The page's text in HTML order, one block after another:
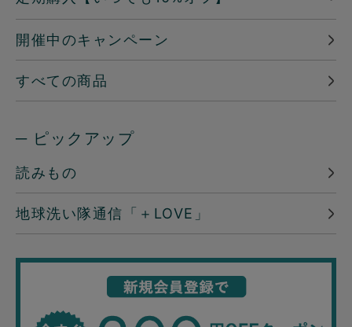
開催中のキャンペーン
すべての商品
─ ピックアップ
読みもの
地球洗い隊通信「＋LOVE」